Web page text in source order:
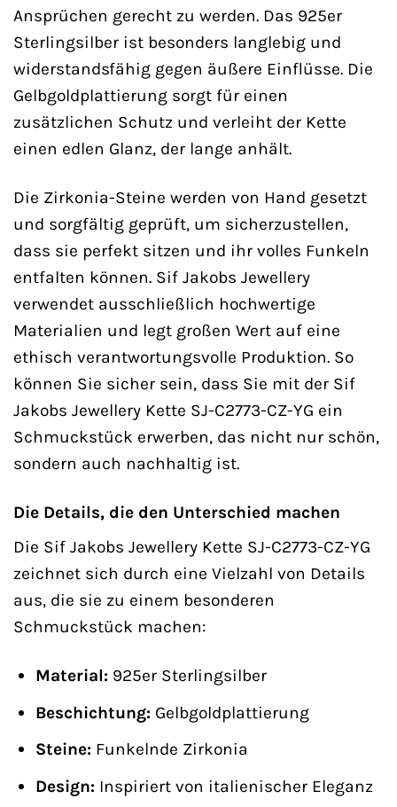
Ansprüchen gerecht zu werden. Das 925er
Sterlingsilber ist besonders langlebig und
widerstandsfähig gegen äußere Einflüsse. Die
Gelbgoldplattierung sorgt für einen
zusätzlichen Schutz und verleiht der Kette
einen edlen Glanz, der lange anhält.
Die Zirkonia-Steine werden von Hand gesetzt
und sorgfältig geprüft, um sicherzustellen,
dass sie perfekt sitzen und ihr volles Funkeln
entfalten können. Sif Jakobs Jewellery
verwendet ausschließlich hochwertige
Materialien und legt großen Wert auf eine
ethisch verantwortungsvolle Produktion. So
können Sie sicher sein, dass Sie mit der Sif
Jakobs Jewellery Kette SJ-C2773-CZ-YG ein
Schmuckstück erwerben, das nicht nur schön,
sondern auch nachhaltig ist.
Die Details, die den Unterschied machen
Die Sif Jakobs Jewellery Kette SJ-C2773-CZ-YG
zeichnet sich durch eine Vielzahl von Details
aus, die sie zu einem besonderen
Schmuckstück machen:
Material:925er Sterlingsilber
Beschichtung:Gelbgoldplattierung
Steine:Funkelnde Zirkonia
Design:Inspiriert von italienischer Eleganz